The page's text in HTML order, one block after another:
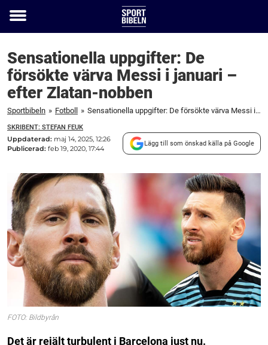
Toggle
Sensationella uppgifter: De
försökte värva Messi i januari –
efter Zlatan-nobben
Sportbibeln » Fotboll » Sensationella uppgifter: De försökte värva Messi i januari – efter Zlatan-nobben
SKRIBENT: STEFAN FEUK
Uppdaterad: maj 14, 2025, 12:26
Publicerad: feb 19, 2020, 17:44
Lägg till som önskad källa på Google
FOTO: Bildbyrån
Det är rejält turbulent i Barcelona just nu.